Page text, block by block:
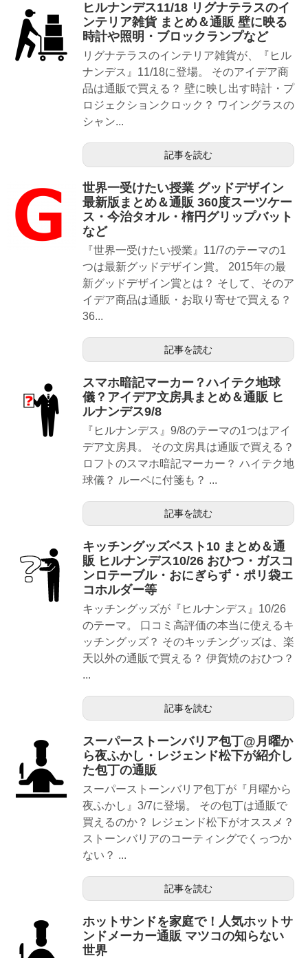
ヒルナンデス11/18 リグナテラスのイ
ンテリア雑貨 まとめ＆通販 壁に映る
時計や照明・ブロックランプなど
リグナテラスのインテリア雑貨が、『ヒル
ナンデス』11/18に登場。 そのアイデア商
品は通販で買える？ 壁に映し出す時計・プ
ロジェクションクロック？ ワイングラスの
シャン...
記事を読む
世界一受けたい授業 グッドデザイン
最新版まとめ＆通販 360度スーツケー
ス・今治タオル・楕円グリップバット
など
『世界一受けたい授業』11/7のテーマの1
つは最新グッドデザイン賞。 2015年の最
新グッドデザイン賞とは？ そして、そのア
イデア商品は通販・お取り寄せで買える？
36...
記事を読む
スマホ暗記マーカー？ハイテク地球
儀？アイデア文房具まとめ＆通販 ヒ
ルナンデス9/8
『ヒルナンデス』9/8のテーマの1つはアイ
デア文房具。 その文房具は通販で買える？
ロフトのスマホ暗記マーカー？ ハイテク地
球儀？ ルーペに付箋も？ ...
記事を読む
キッチングッズベスト10 まとめ＆通
販 ヒルナンデス10/26 おひつ・ガスコ
ンロテーブル・おにぎらず・ポリ袋エ
コホルダー等
キッチングッズが『ヒルナンデス』10/26
のテーマ。 口コミ高評価の本当に使えるキ
ッチングッズ？ そのキッチングッズは、楽
天以外の通販で買える？ 伊賀焼のおひつ？
...
記事を読む
スーパーストーンバリア包丁@月曜か
ら夜ふかし・レジェンド松下が紹介し
た包丁の通販
スーパーストーンバリア包丁が『月曜から
夜ふかし』3/7に登場。 その包丁は通販で
買えるのか？ レジェンド松下がオススメ？
ストーンバリアのコーティングでくっつか
ない？ ...
記事を読む
ホットサンドを家庭で！人気ホットサ
ンドメーカー通販 マツコの知らない
世界